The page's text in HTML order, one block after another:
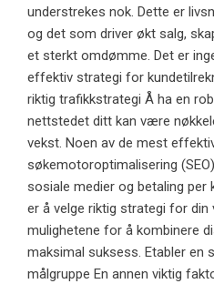
understrekes nok. Dette er
og det som driver økt salg,
et sterkt omdømme. Det er
effektiv strategi for
riktig trafikkstrategi Å ha en
nettstedet ditt kan være
vekst. Noen av de mest
søkemotoroptimalisering
sosiale medier og betaling per
er å velge riktig strategi for
mulighetene for å kombinere
maksimal suksess. Etabler en
målgruppe En annen viktig